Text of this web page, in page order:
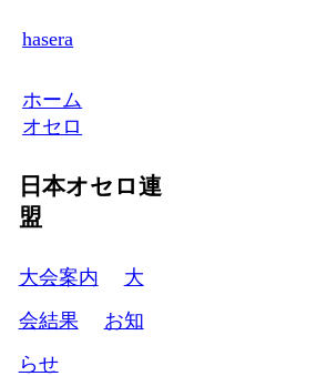
hasera
ホーム
オセロ
日本オセロ連
盟
大会案内
大
会結果
お知
らせ